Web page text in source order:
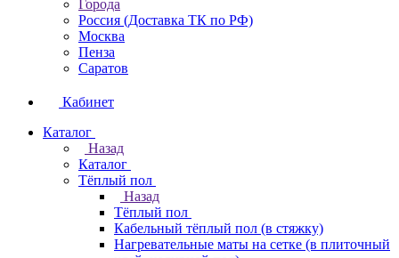
Города
Россия (Доставка ТК по РФ)
Москва
Пенза
Саратов
Кабинет
Каталог
Назад
Каталог
Тёплый пол
Назад
Тёплый пол
Кабельный тёплый пол (в стяжку)
Нагревательные маты на сетке (в плиточный